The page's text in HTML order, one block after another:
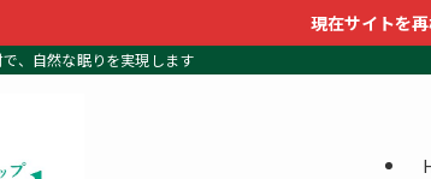
現在サイトを
、自然な眠りを実現します